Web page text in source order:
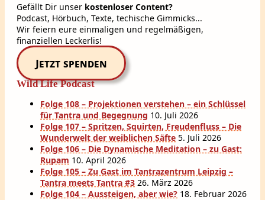
Gefällt Dir unser kostenloser Content?
Podcast, Hörbuch, Texte, techische Gimmicks...
Wir feiern eure einmaligen und regelmäßigen,
finanziellen Leckerlis!
Jetzt spenden
Wild Life Podcast
Folge 108 – Projektionen verstehen – ein Schlüssel
für Tantra und Begegnung 10. Juli 2026
Folge 107 – Spritzen, Squirten, Freudenfluss – Die
Wunderwelt der weiblichen Säfte 5. Juli 2026
Folge 106 – Die Dynamische Meditation – zu Gast:
Rupam 10. April 2026
Folge 105 – Zu Gast im Tantrazentrum Leipzig –
Tantra meets Tantra #3 26. März 2026
Folge 104 – Aussteigen, aber wie? 18. Februar 2026